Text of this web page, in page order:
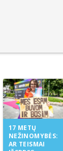
17 METŲ
NEŽINOMYBĖS:
AR TEISMAI